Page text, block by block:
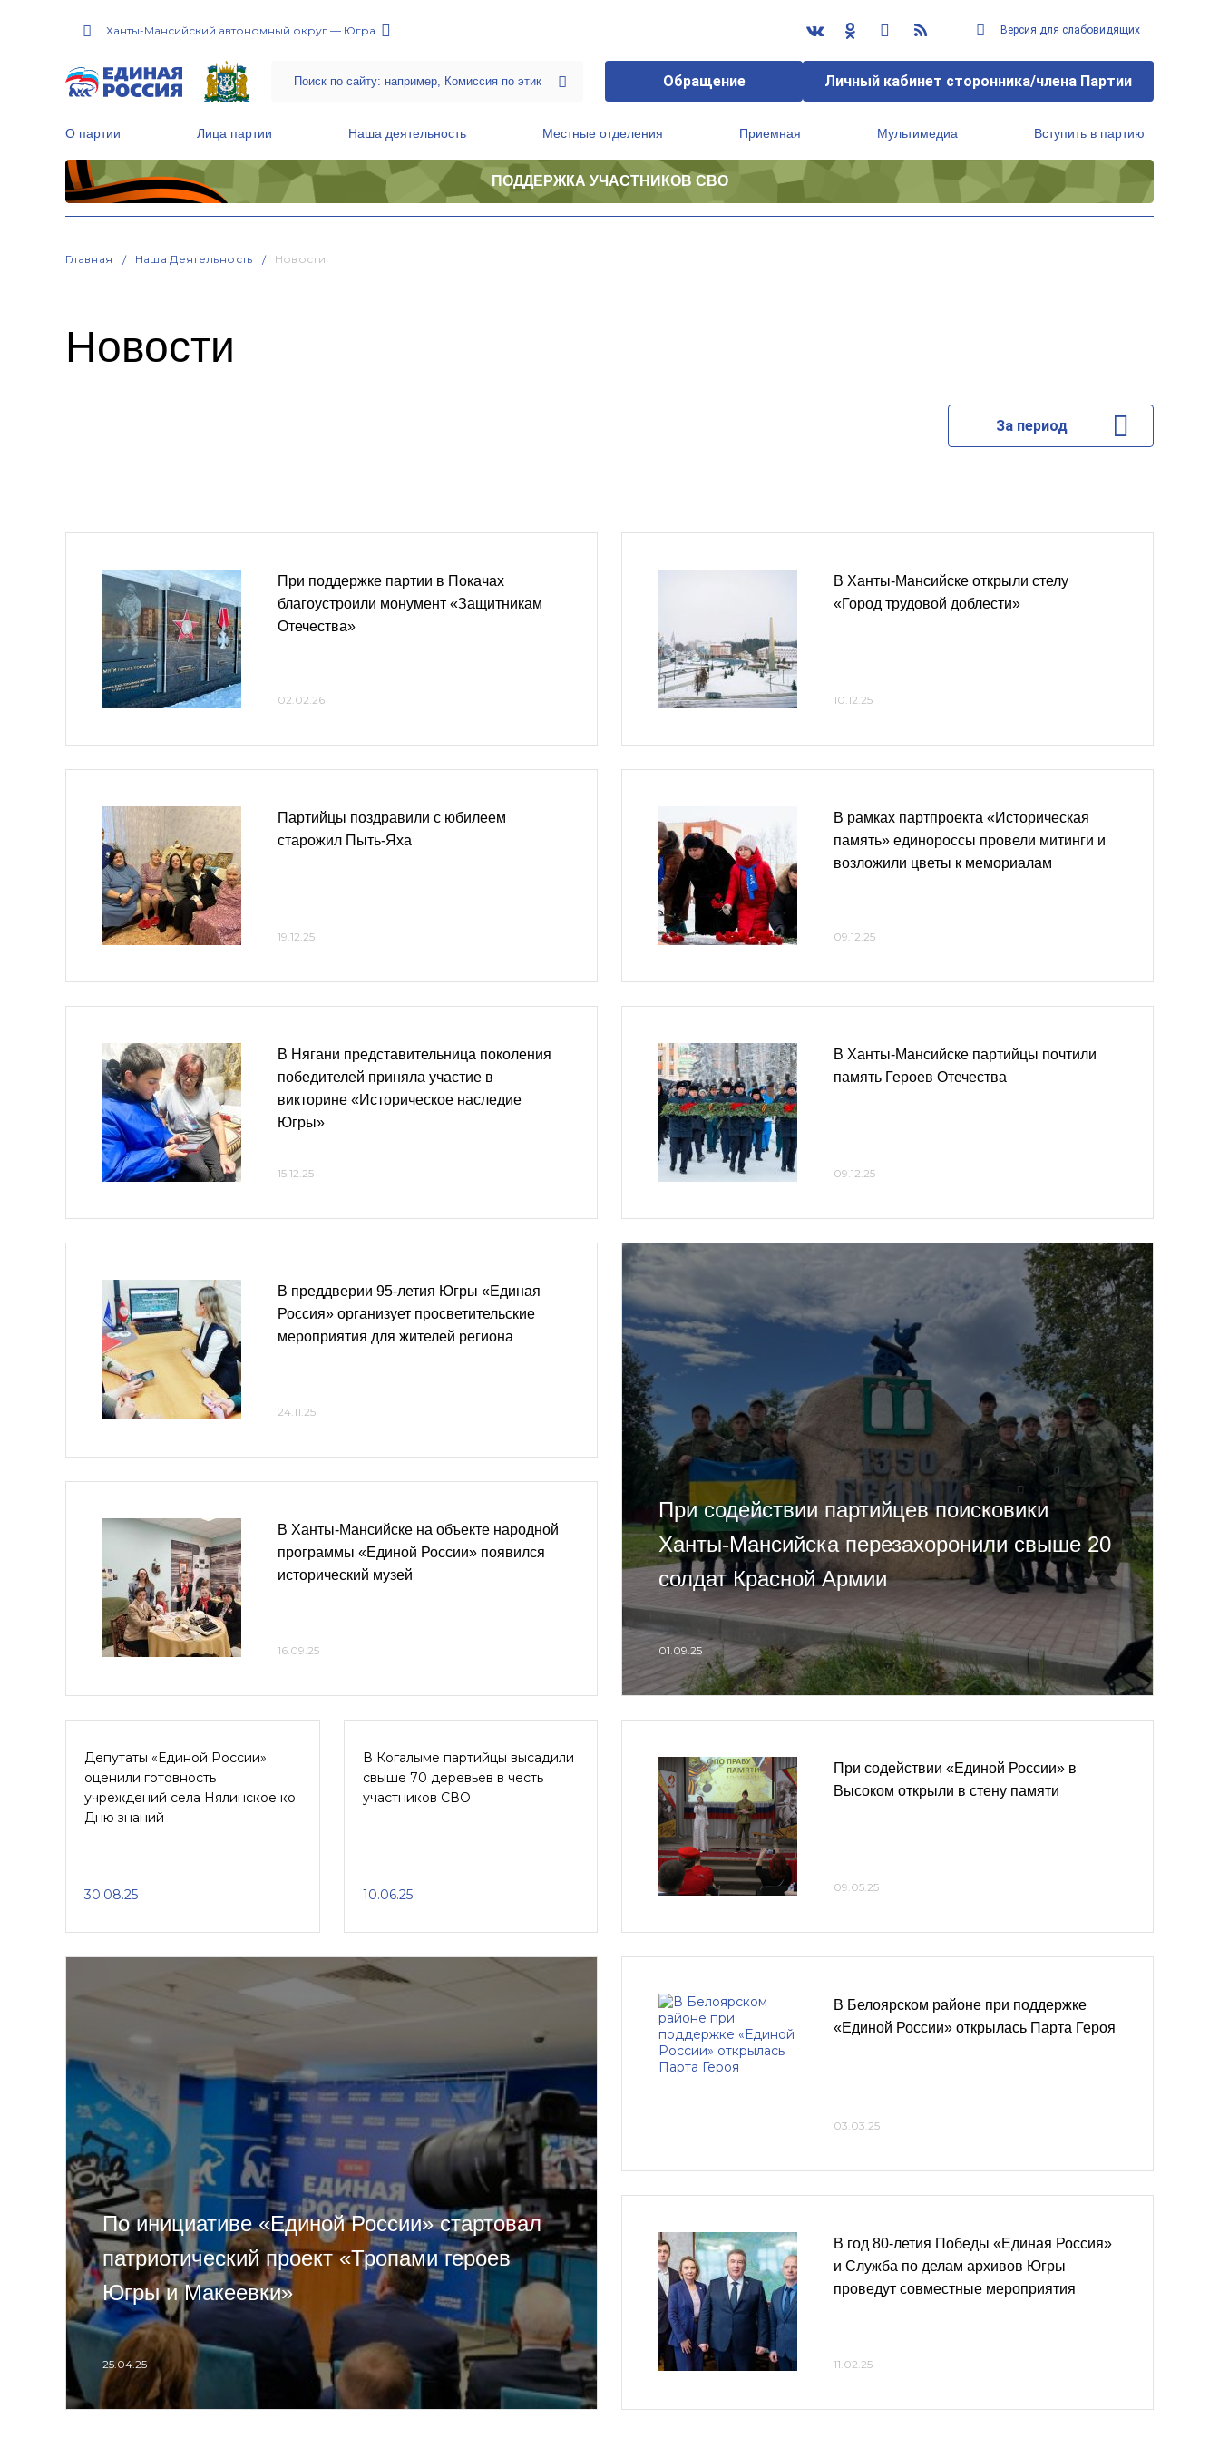
Ханты-Мансийский автономный округ — Югра Версия для слабовидящих
Обращение Личный кабинет сторонника/члена Партии
О партии Лица партии Наша деятельность Местные отделения Приемная Мультимедиа Вступить в партию
ПОДДЕРЖКА УЧАСТНИКОВ СВО
Главная Наша Деятельность Новости
Новости
За период
При поддержке партии в Покачах
благоустроили монумент «Защитникам
Отечества»
02.02.26
Партийцы поздравили с юбилеем
старожил Пыть-Яха
19.12.25
В Нягани представительница поколения
победителей приняла участие в
викторине «Историческое наследие
Югры»
15.12.25
В Ханты-Мансийске открыли стелу
«Город трудовой доблести»
10.12.25
В рамках партпроекта «Историческая
память» единороссы провели митинги и
возложили цветы к мемориалам
09.12.25
В Ханты-Мансийске партийцы почтили
память Героев Отечества
09.12.25
В преддверии 95-летия Югры «Единая
Россия» организует просветительские
мероприятия для жителей региона
24.11.25
В Ханты-Мансийске на объекте народной
программы «Единой России» появился
исторический музей
16.09.25
При содействии партийцев поисковики
Ханты-Мансийска перезахоронили свыше 20
солдат Красной Армии
01.09.25
Депутаты «Единой России»
оценили готовность
учреждений села Нялинское ко
Дню знаний
30.08.25
В Когалыме партийцы высадили
свыше 70 деревьев в честь
участников СВО
10.06.25
При содействии «Единой России» в
Высоком открыли в стену памяти
09.05.25
По инициативе «Единой России» стартовал
патриотический проект «Тропами героев
Югры и Макеевки»
25.04.25
В Белоярском районе при поддержке
«Единой России» открылась Парта Героя
03.03.25
В год 80-летия Победы «Единая Россия»
и Служба по делам архивов Югры
проведут совместные мероприятия
11.02.25